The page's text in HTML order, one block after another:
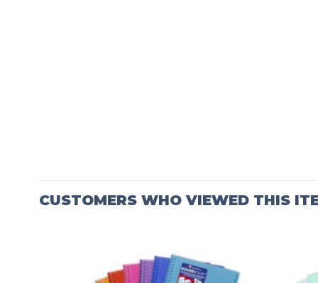
CUSTOMERS WHO VIEWED THIS